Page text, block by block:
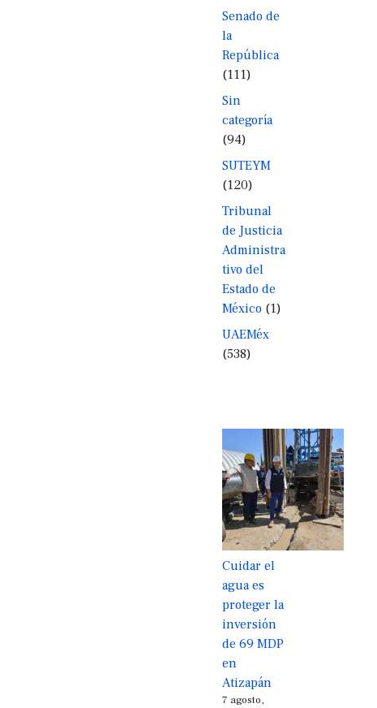
Senado de
la
República
(111)
Sin
categoría
(94)
SUTEYM
(120)
Tribunal
de Justicia
Administra
tivo del
Estado de
México (1)
UAEMéx
(538)
Cuidar el
agua es
proteger la
inversión
de 69 MDP
en
Atizapán
7 agosto,